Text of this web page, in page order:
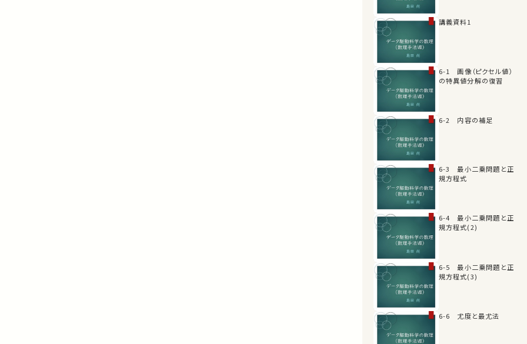
講義資料1
6-1 画像（ピクセル値）
の特異値分解の復習
6-2 内容の補足
6-3 最小二乗問題と正
規方程式
6-4 最小二乗問題と正
規方程式(2)
6-5 最小二乗問題と正
規方程式(3)
6-6 尤度と最尤法